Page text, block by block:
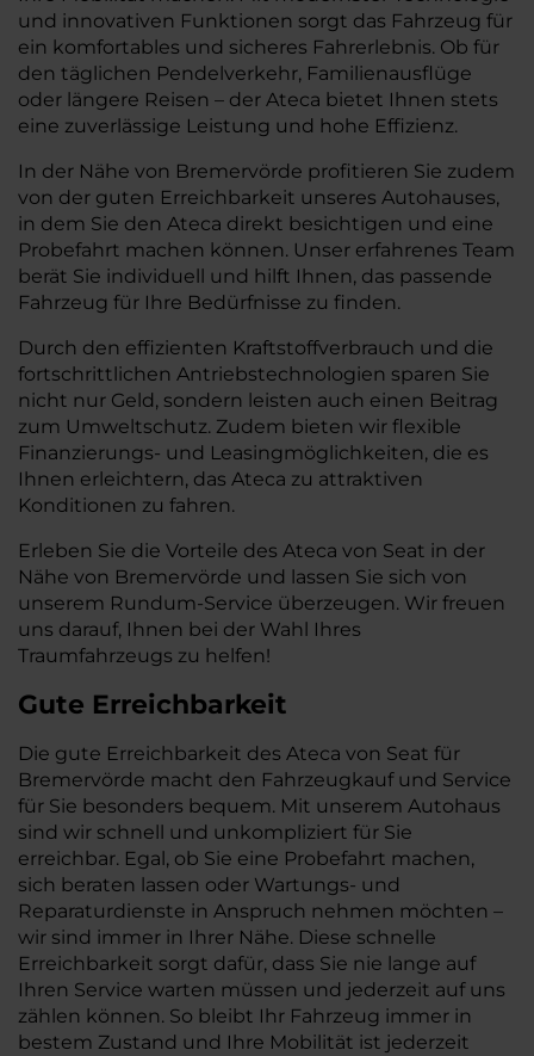
und innovativen Funktionen sorgt das Fahrzeug für
ein komfortables und sicheres Fahrerlebnis. Ob für
den täglichen Pendelverkehr, Familienausflüge
oder längere Reisen – der Ateca bietet Ihnen stets
eine zuverlässige Leistung und hohe Effizienz.
In der Nähe von Bremervörde profitieren Sie zudem
von der guten Erreichbarkeit unseres Autohauses,
in dem Sie den Ateca direkt besichtigen und eine
Probefahrt machen können. Unser erfahrenes Team
berät Sie individuell und hilft Ihnen, das passende
Fahrzeug für Ihre Bedürfnisse zu finden.
Durch den effizienten Kraftstoffverbrauch und die
fortschrittlichen Antriebstechnologien sparen Sie
nicht nur Geld, sondern leisten auch einen Beitrag
zum Umweltschutz. Zudem bieten wir flexible
Finanzierungs- und Leasingmöglichkeiten, die es
Ihnen erleichtern, das Ateca zu attraktiven
Konditionen zu fahren.
Erleben Sie die Vorteile des Ateca von Seat in der
Nähe von Bremervörde und lassen Sie sich von
unserem Rundum-Service überzeugen. Wir freuen
uns darauf, Ihnen bei der Wahl Ihres
Traumfahrzeugs zu helfen!
Gute Erreichbarkeit
Die gute Erreichbarkeit des Ateca von Seat für
Bremervörde macht den Fahrzeugkauf und Service
für Sie besonders bequem. Mit unserem Autohaus
sind wir schnell und unkompliziert für Sie
erreichbar. Egal, ob Sie eine Probefahrt machen,
sich beraten lassen oder Wartungs- und
Reparaturdienste in Anspruch nehmen möchten –
wir sind immer in Ihrer Nähe. Diese schnelle
Erreichbarkeit sorgt dafür, dass Sie nie lange auf
Ihren Service warten müssen und jederzeit auf uns
zählen können. So bleibt Ihr Fahrzeug immer in
bestem Zustand und Ihre Mobilität ist jederzeit